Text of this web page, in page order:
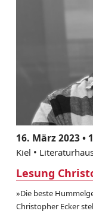
16. März 2023 •
Kiel •
Lesung
»Die beste
Christopher Ecker